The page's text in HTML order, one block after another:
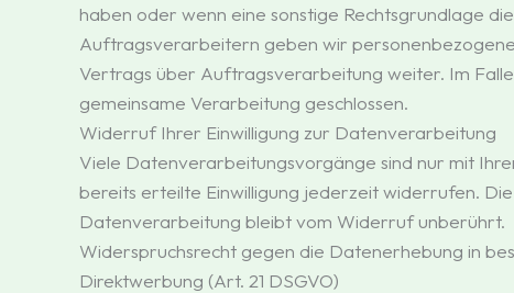
haben oder wenn eine sonstige Rechtsgrundlage
Auftragsverarbeitern geben wir
Vertrags über Auftragsverarbeitung weiter. Im
gemeinsame Verarbeitung geschlossen.
Widerruf Ihrer Einwilligung zur Datenverarbeitung
Viele Datenverarbeitungsvorgänge sind nur mit
bereits erteilte Einwilligung jederzeit widerrufen.
Datenverarbeitung bleibt vom Widerruf unberührt.
Widerspruchsrecht gegen die Datenerhebung in
Direktwerbung (Art. 21 DSGVO)